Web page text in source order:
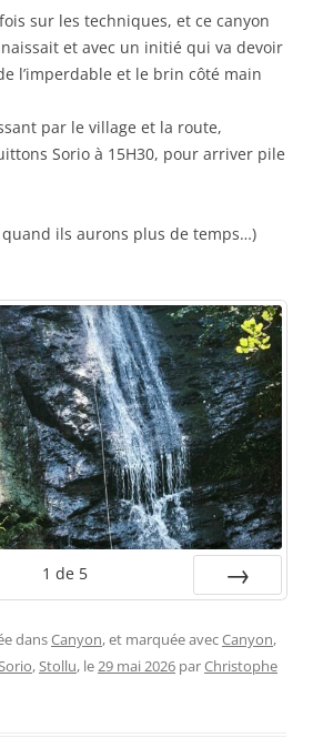
sur les techniques, et ce canyon
et avec un initié qui va devoir
l’imperdable et le brin côté main
par le village et la route,
Sorio à 15H30, pour arriver pile
ils aurons plus de temps…)
1 de 5
dansCanyon, et marquée avecCanyon,
,Stollu, le29 mai 2026 parChristophe